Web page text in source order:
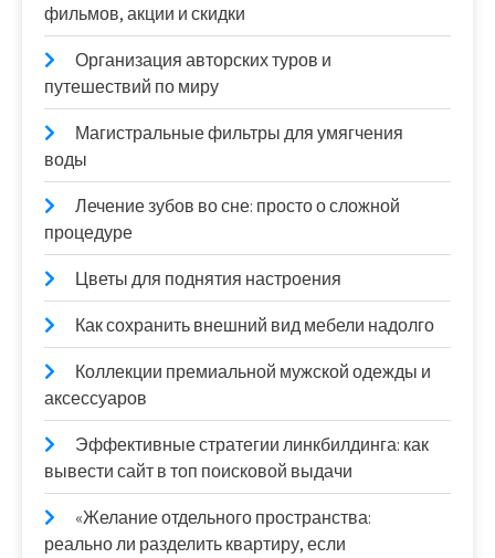
фильмов, акции и скидки
Организация авторских туров и
путешествий по миру
Магистральные фильтры для умягчения
воды
Лечение зубов во сне: просто о сложной
процедуре
Цветы для поднятия настроения
Как сохранить внешний вид мебели надолго
Коллекции премиальной мужской одежды и
аксессуаров
Эффективные стратегии линкбилдинга: как
вывести сайт в топ поисковой выдачи
«Желание отдельного пространства:
реально ли разделить квартиру, если